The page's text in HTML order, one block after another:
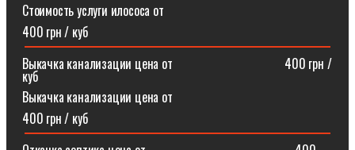
Стоимость услуги илососа от
400 грн / куб
Выкачка канализации цена от⠀⠀⠀⠀⠀⠀⠀⠀⠀⠀⠀⠀400 грн /
куб
Выкачка канализации цена от
400 грн / куб